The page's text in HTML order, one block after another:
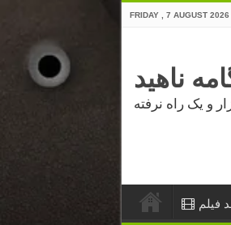
FRIDAY , 7 AUGUST 2026
ناهید
فیلم